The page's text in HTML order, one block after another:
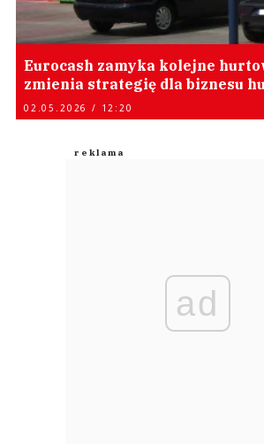
Eurocash zamyka kolejne
zmienia strategię dla biznesu
02.05.2026 / 12:20
ad